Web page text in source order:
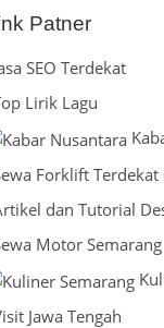
Patner
SEO Terdekat
Lirik Lagu
Forklift Terdekat
dan Tutorial
Motor Semarang
Jawa Tengah